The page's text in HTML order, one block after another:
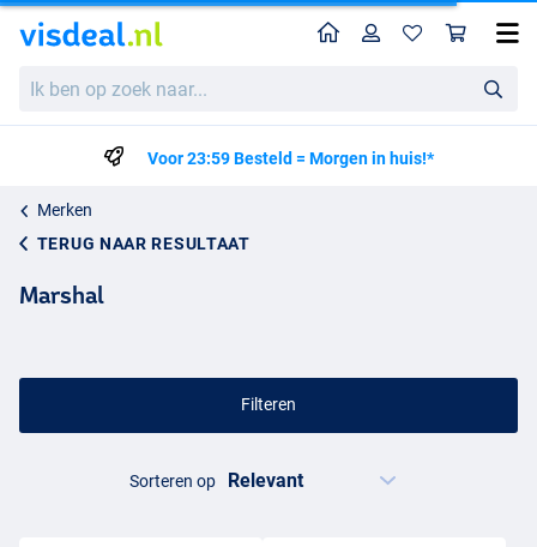
ben
HomeProfiel
Voor 23:59 Besteld = Morgen in huis!*
Merken
TERUG NAAR RESULTAAT
Marshal
Filteren
Sorteren op